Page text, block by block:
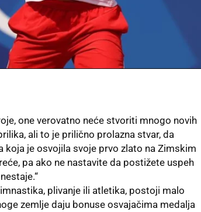
one verovatno neće stvoriti mnogo novih
ali to je prilično prolazna stvar, da
koja je osvojila svoje prvo zlato na Zimskim
pa ako ne nastavite da postižete uspeh
plivanje ili atletika, postoji malo
zemlje daju bonuse osvajačima medalja